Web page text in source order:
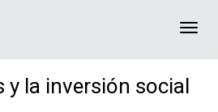
y la inversión social